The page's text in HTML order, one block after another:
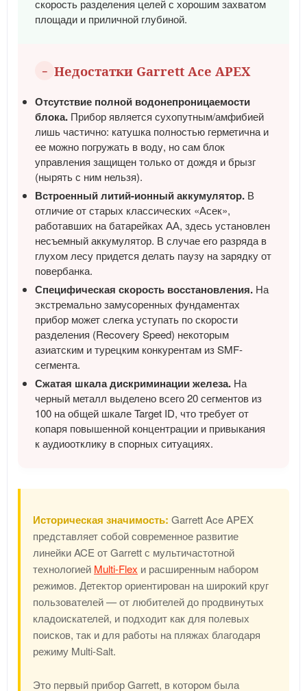
скорость разделения целей с хорошим захватом
площади и приличной глубиной.
－ Недостатки Garrett Ace APEX
Отсутствие полной водонепроницаемости
блока. Прибор является сухопутным/амфибией
лишь частично: катушка полностью герметична и
ее можно погружать в воду, но сам блок
управления защищен только от дождя и брызг
(нырять с ним нельзя).
Встроенный литий-ионный аккумулятор. В
отличие от старых классических «Асек»,
работавших на батарейках АА, здесь установлен
несъемный аккумулятор. В случае его разряда в
глухом лесу придется делать паузу на зарядку от
повербанка.
Специфическая скорость восстановления. На
экстремально замусоренных фундаментах
прибор может слегка уступать по скорости
разделения (Recovery Speed) некоторым
азиатским и турецким конкурентам из SMF-
сегмента.
Сжатая шкала дискриминации железа. На
черный металл выделено всего 20 сегментов из
100 на общей шкале Target ID, что требует от
копаря повышенной концентрации и привыкания
к аудиоотклику в спорных ситуациях.
Историческая значимость: Garrett Ace APEX
представляет собой современное развитие
линейки ACE от Garrett с мультичастотной
технологией Multi-Flex и расширенным набором
режимов. Детектор ориентирован на широкий круг
пользователей — от любителей до продвинутых
кладоискателей, и подходит как для полевых
поисков, так и для работы на пляжах благодаря
режиму Multi-Salt.
Это первый прибор Garrett, в котором была